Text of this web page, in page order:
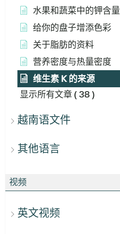
水果和蔬菜中的钾含量
给你的盘子增添色彩
关于脂肪的资料
营养密度与热量密度
维生素 K 的来源
显示所有文章 ( 38 )
越南语文件
其他语言
视频
英文视频